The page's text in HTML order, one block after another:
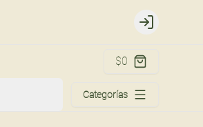
Login
$0
Categorías